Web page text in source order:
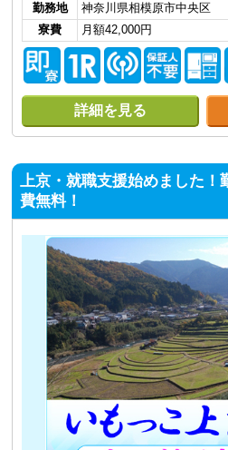
勤務地
神奈川県相模原市中央区
寮費
月額42,000円
詳細を見る
上京・就職支援始めました！
費無料！